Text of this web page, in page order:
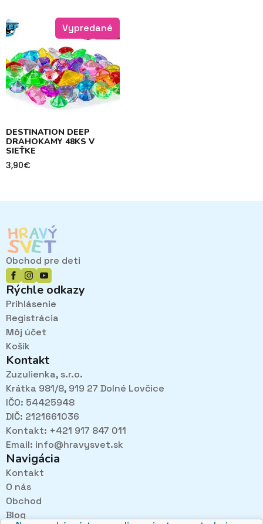
Pri návštevách kamenného obchodu pozorne
načúvame malým aj veľkým, aby sme zistili, čo sa Vám
v obchode páči najviac a mohli sa tak posúvať vpred.
Vypredané
DESTINATION DEEP
DRAHOKAMY 48KS V
SIEŤKE
3,90€
Obchod pre deti
Rýchle odkazy
Prihlásenie
Registrácia
Môj účet
Košík
Kontakt
Zuzulienka, s.r.o.
Krátka 981/8, 919 27 Dolné Lovčice
IČO: 54425948
DIČ: 2121661036
Kontakt: +421 917 847 011
Email: info@hravysvet.sk
Navigácia
Kontakt
O nás
Obchod
Blog